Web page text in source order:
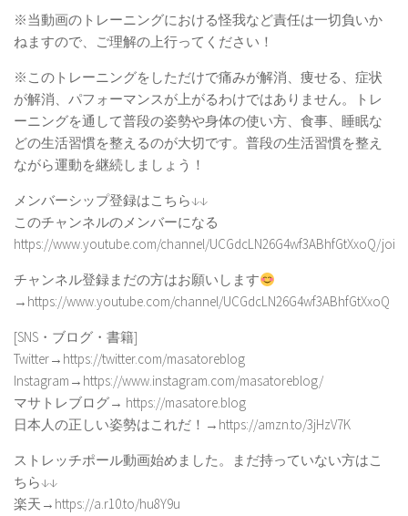
※当動画のトレーニングにおける怪我など責任は一切負いか
ねますので、ご理解の上行ってください！
※このトレーニングをしただけで痛みが解消、痩せる、症状
が解消、パフォーマンスが上がるわけではありません。トレ
ーニングを通して普段の姿勢や身体の使い方、食事、睡眠な
どの生活習慣を整えるのが大切です。普段の生活習慣を整え
ながら運動を継続しましょう！
メンバーシップ登録はこちら↓↓
このチャンネルのメンバーになる
https://www.youtube.com/channel/UCGdcLN26G4wf3ABhfGtXxoQ/join
チャンネル登録まだの方はお願いします
→https://www.youtube.com/channel/UCGdcLN26G4wf3ABhfGtXxoQ
[SNS・ブログ・書籍]
Twitter→https://twitter.com/masatoreblog
Instagram→https://www.instagram.com/masatoreblog/
マサトレブログ→ https://masatore.blog
日本人の正しい姿勢はこれだ！→https://amzn.to/3jHzV7K
ストレッチポール動画始めました。まだ持っていない方はこ
ちら↓↓
楽天→https://a.r10.to/hu8Y9u